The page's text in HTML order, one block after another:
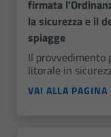
firmata
la sicurezza e il
spiagge
Il provvedimento
litorale in
VAI ALLA PAGINA